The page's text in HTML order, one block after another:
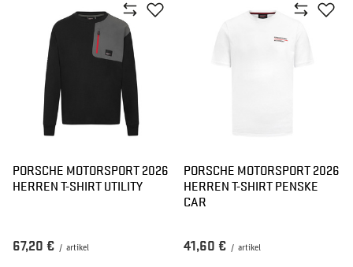
PORSCHE MOTORSPORT 2026
HERREN T-SHIRT UTILITY
67,20 € / artikel
PORSCHE MOTORSPORT 2026
HERREN T-SHIRT PENSKE
CAR
41,60 € / artikel